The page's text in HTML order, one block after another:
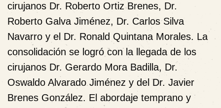
cirujanos Dr. Roberto Ortiz Brenes, Dr.
Roberto Galva Jiménez, Dr. Carlos Silva
Navarro y el Dr. Ronald Quintana Morales. La
consolidación se logró con la llegada de los
cirujanos Dr. Gerardo Mora Badilla, Dr.
Oswaldo Alvarado Jiménez y del Dr. Javier
Brenes González. El abordaje temprano y